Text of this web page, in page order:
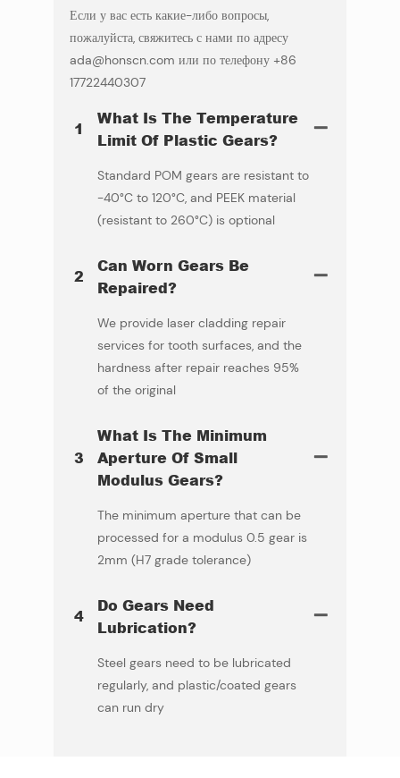
Если у вас есть какие-либо вопросы,
пожалуйста, свяжитесь с нами по адресу
ada@honscn.com или по телефону +86
17722440307
1
What Is The Temperature
Limit Of Plastic Gears?
Standard POM gears are resistant to
-40°C to 120°C, and PEEK material
(resistant to 260°C) is optional
2
Can Worn Gears Be
Repaired?
We provide laser cladding repair
services for tooth surfaces, and the
hardness after repair reaches 95%
of the original
3
What Is The Minimum
Aperture Of Small
Modulus Gears?
The minimum aperture that can be
processed for a modulus 0.5 gear is
2mm (H7 grade tolerance)
4
Do Gears Need
Lubrication?
Steel gears need to be lubricated
regularly, and plastic/coated gears
can run dry